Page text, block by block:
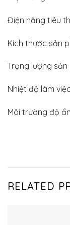
Điện năng tiêu
Kích thước sản
Trọng lượng sản
Nhiệt độ làm
Môi trường độ
RELATED